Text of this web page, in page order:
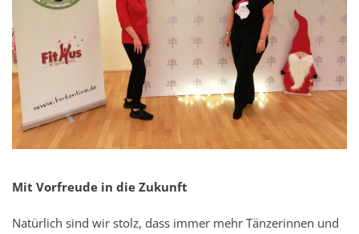
Mit Vorfreude in die Zukunft
Natürlich sind wir stolz, dass immer mehr Tänzerinnen und